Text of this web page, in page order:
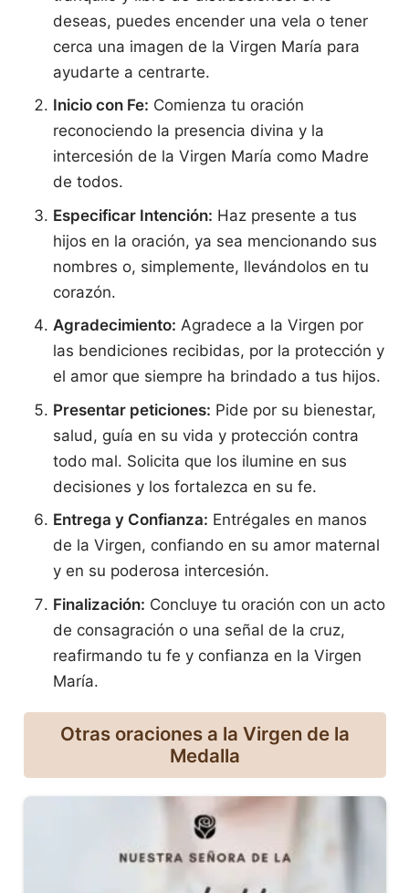
deseas, puedes encender una vela o tener
cerca una imagen de la Virgen María para
ayudarte a centrarte.
Inicio con Fe: Comienza tu oración
reconociendo la presencia divina y la
intercesión de la Virgen María como Madre
de todos.
Especificar Intención: Haz presente a tus
hijos en la oración, ya sea mencionando sus
nombres o, simplemente, llevándolos en tu
corazón.
Agradecimiento: Agradece a la Virgen por
las bendiciones recibidas, por la protección y
el amor que siempre ha brindado a tus hijos.
Presentar peticiones: Pide por su bienestar,
salud, guía en su vida y protección contra
todo mal. Solicita que los ilumine en sus
decisiones y los fortalezca en su fe.
Entrega y Confianza: Entrégales en manos
de la Virgen, confiando en su amor maternal
y en su poderosa intercesión.
Finalización: Concluye tu oración con un acto
de consagración o una señal de la cruz,
reafirmando tu fe y confianza en la Virgen
María.
Otras oraciones a la Virgen de la
Medalla